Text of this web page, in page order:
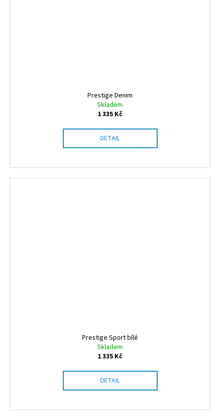
Prestige Denim
Skladem
1 335 Kč
DETAIL
Prestige Sport bílé
Skladem
1 335 Kč
DETAIL